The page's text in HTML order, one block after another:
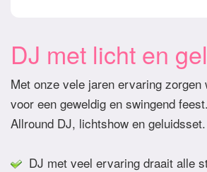
DJ met licht en
Met onze vele jaren ervaring
voor een geweldig en swingend
Allround DJ, lichtshow en geluidsset.
DJ met veel ervaring draait alle